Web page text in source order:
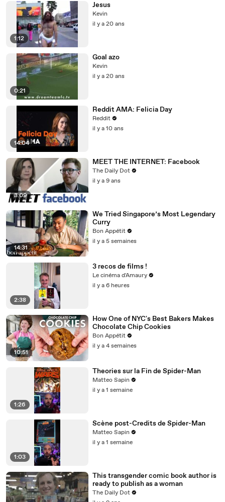
1:12
Jesus
Kevin
il y a 20 ans
0:21
Goal azo
Kevin
il y a 20 ans
14:04
Reddit AMA: Felicia Day
Reddit
il y a 10 ans
3:09
MEET THE INTERNET: Facebook
The Daily Dot
il y a 9 ans
14:31
We Tried Singapore’s Most Legendary
Curry
Bon Appétit
il y a 5 semaines
2:38
3 recos de films !
Le cinéma d'Amaury
il y a 6 heures
10:51
How One of NYC's Best Bakers Makes
Chocolate Chip Cookies
Bon Appétit
il y a 4 semaines
1:26
Theories sur la Fin de Spider-Man
Matteo Sapin
il y a 1 semaine
1:03
Scène post-Credits de Spider-Man
Matteo Sapin
il y a 1 semaine
This transgender comic book author is
ready to publish as a woman
The Daily Dot